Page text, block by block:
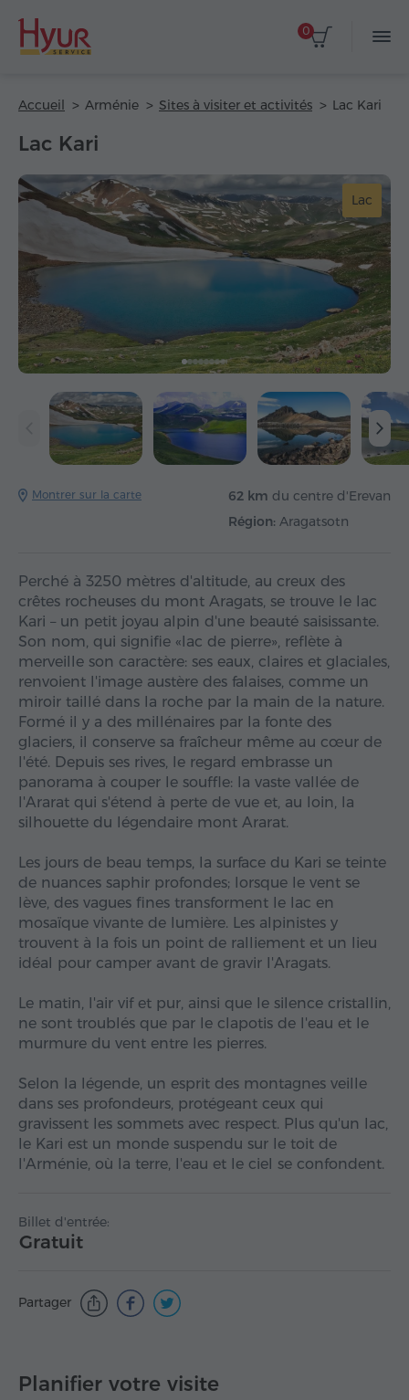
0
Accueil Arménie Sites à visiter et activités Lac Kari
Lac Kari
Lac
Montrer sur la carte 62 km du centre d'Erevan
Région: Aragatsotn
Perché à 3250 mètres d'altitude, au creux des
crêtes rocheuses du mont Aragats, se trouve le lac
Kari – un petit joyau alpin d'une beauté saisissante.
Son nom, qui signifie «lac de pierre», reflète à
merveille son caractère: ses eaux, claires et glaciales,
renvoient l'image austère des falaises, comme un
miroir taillé dans la roche par la main de la nature.
Formé il y a des millénaires par la fonte des
glaciers, il conserve sa fraîcheur même au cœur de
l'été. Depuis ses rives, le regard embrasse un
panorama à couper le souffle: la vaste vallée de
l'Ararat qui s'étend à perte de vue et, au loin, la
silhouette du légendaire mont Ararat.
Les jours de beau temps, la surface du Kari se teinte
de nuances saphir profondes; lorsque le vent se
lève, des vagues fines transforment le lac en
mosaïque vivante de lumière. Les alpinistes y
trouvent à la fois un point de ralliement et un lieu
idéal pour camper avant de gravir l'Aragats.
Le matin, l'air vif et pur, ainsi que le silence cristallin,
ne sont troublés que par le clapotis de l'eau et le
murmure du vent entre les pierres.
Selon la légende, un esprit des montagnes veille
dans ses profondeurs, protégeant ceux qui
gravissent les sommets avec respect. Plus qu'un lac,
le Kari est un monde suspendu sur le toit de
l'Arménie, où la terre, l'eau et le ciel se confondent.
Billet d'entrée:
Gratuit
Partager
Planifier votre visite